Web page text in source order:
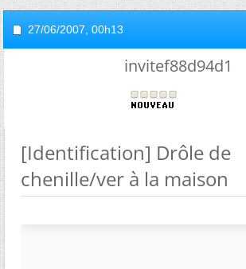
27/06/2007, 00h13
invitef88d94d1
[Identification] Drôle de
chenille/ver à la maison